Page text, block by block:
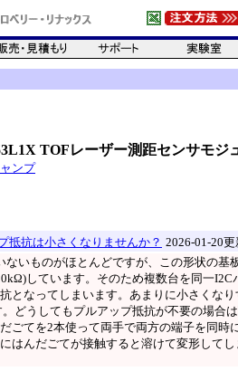
TOFレーザー測距センサモジ
ンプ
抵抗は小さくなりませんか？ 2026-01-20更
いものがほとんどですが、この形状の基
しています。そのため複数台を同一
となってしまいます。あまりに小さくな
どうしてもプルアップ抵抗が不要の場合
ごてを2本使って両手で両方の端子を同時
はんだごてが接触すると溶けて変形してし